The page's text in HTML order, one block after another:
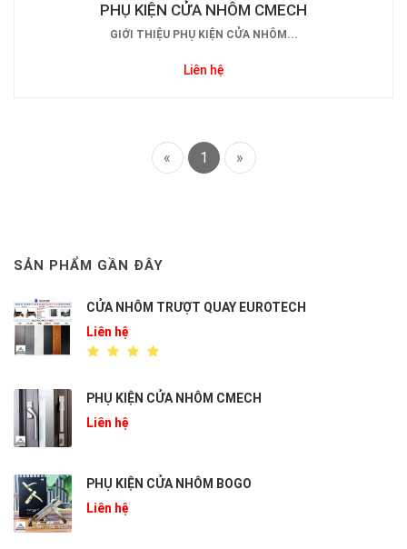
PHỤ KIỆN CỬA NHÔM CMECH
GIỚI THIỆU PHỤ KIỆN CỬA NHÔM...
Liên hệ
« 1 »
SẢN PHẨM GẦN ĐÂY
CỬA NHÔM TRƯỢT QUAY EUROTECH
Liên hệ
PHỤ KIỆN CỬA NHÔM CMECH
Liên hệ
PHỤ KIỆN CỬA NHÔM BOGO
Liên hệ